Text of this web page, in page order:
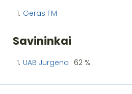
1. Geras FM
Savininkai
1. UAB Jurgena 62 %